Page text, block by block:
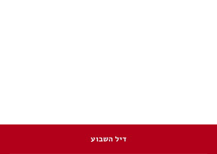
דיל השבוע